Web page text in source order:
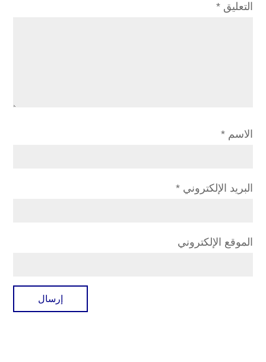
التعليق *
الاسم *
البريد الإلكتروني *
الموقع الإلكتروني